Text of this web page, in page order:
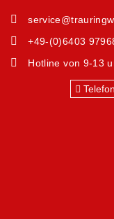
+49-(0)6403
Hotline von 9-13